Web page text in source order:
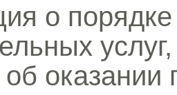
о порядке
об